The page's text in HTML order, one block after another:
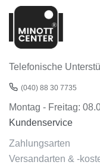
Telefonische
(040) 88 30 7735
Montag - Freitag:
Kundenservice
Zahlungsarten
Versandarten & -